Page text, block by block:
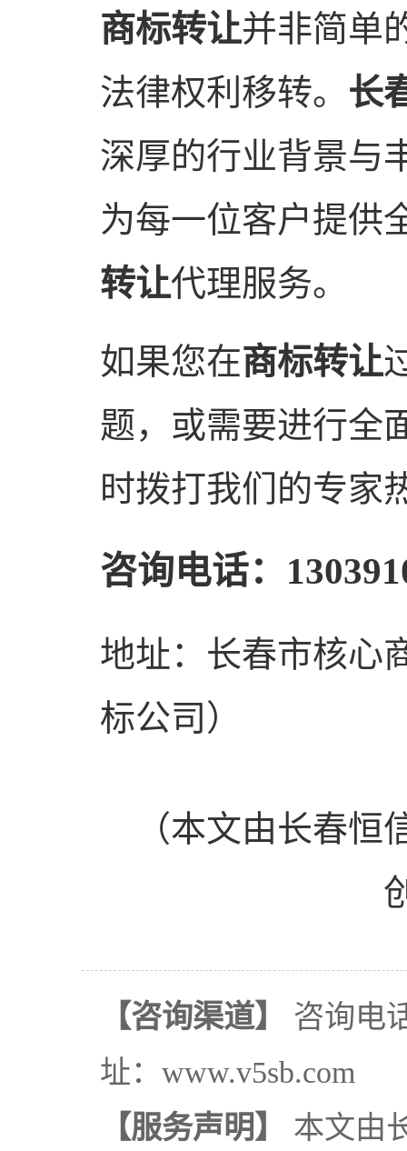
商标转让并非简单
法律权利移转。 长
深厚的行业背景与
为每一位客户提供
转让代理服务。
如果您在商标转让
题，或需要进行全
时拨打我们的专家
咨询电话：
地址：长春市核心
标公司）
（本文由长春
【咨询渠道】
咨询电
址：www.v5sb.com
【服务声明】
本文由